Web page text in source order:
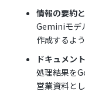
情報の要約
Geminiモデ
作成するよ
ドキュメン
処理結果を
営業資料と